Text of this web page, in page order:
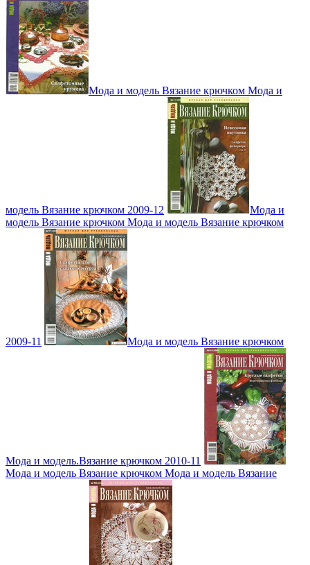
Мода и модель Вязание крючком Мода и
модель Вязание крючком 2009-12
Мода и
модель Вязание крючком Мода и модель Вязание крючком
2009-11 Мода и модель Вязание крючком
Мода и модель.Вязание крючком 2010-11
Мода и модель Вязание крючком Мода и модель Вязание